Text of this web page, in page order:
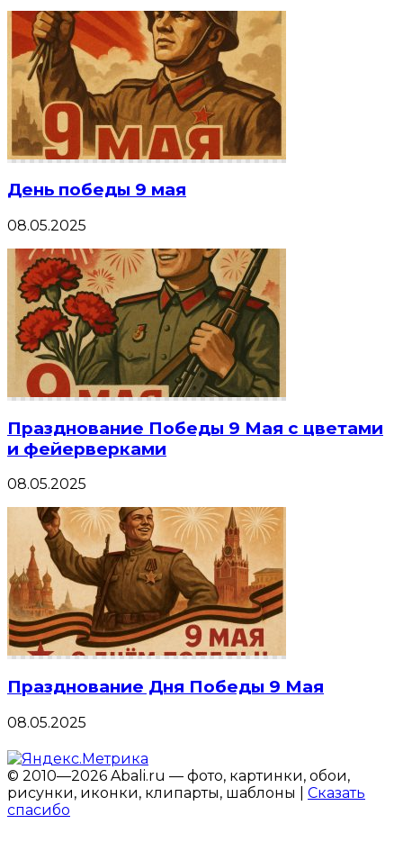
День победы 9 мая
08.05.2025
Празднование Победы 9 Мая с цветами
и фейерверками
08.05.2025
Празднование Дня Победы 9 Мая
08.05.2025
© 2010—2026 Abali.ru — фото, картинки, обои,
рисунки, иконки, клипарты, шаблоны | Сказать
спасибо